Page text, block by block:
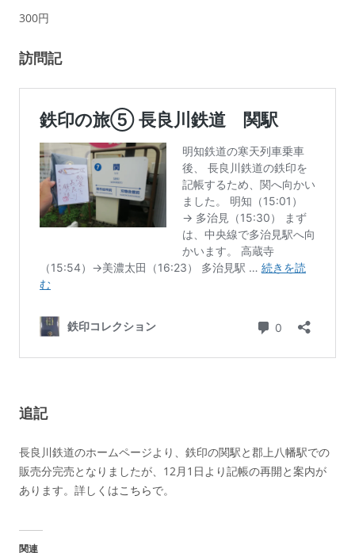
300円
訪問記
追記
長良川鉄道のホームページより、鉄印の関駅と郡上八幡駅での
販売分完売となりましたが、12月1日より記帳の再開と案内が
あります。詳しくはこちらで。
関連